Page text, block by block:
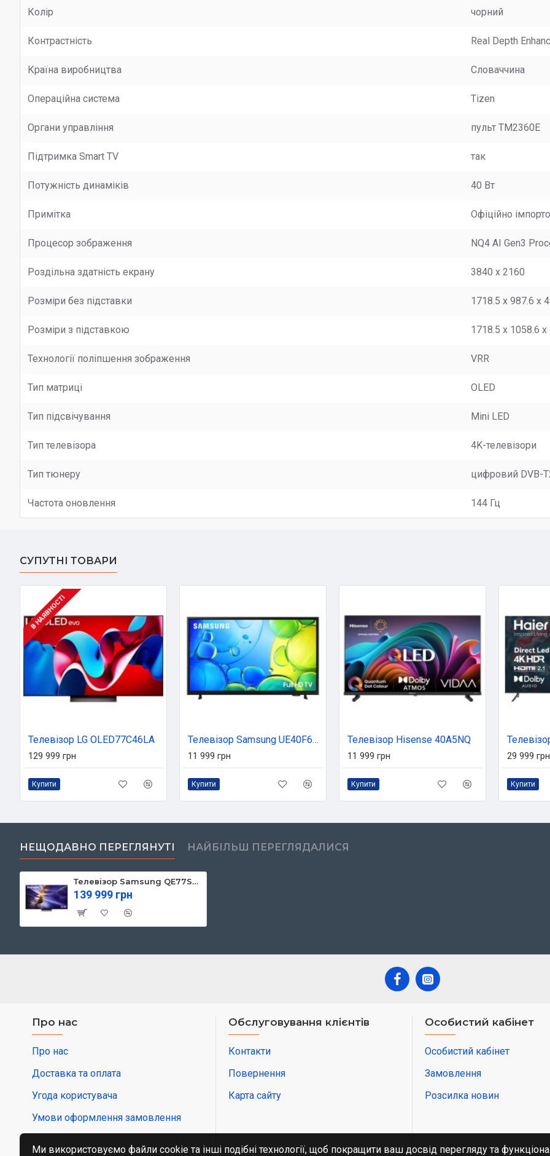
Колір чорний
Контрастність Real Depth
Країна виробництва Словаччина
Операційна система Tizen
Органи управління пульт TM2360E
Підтримка Smart TV так
Потужність динаміків 40 Вт
Примітка Офіційно
Процесор зображення NQ4 AI Gen3
Роздільна здатність екрану 3840 x 2160
Розміри без підставки 1718.5 x 987.6 x
Розміри з підставкою 1718.5 x 1058.6
Технології поліпшення зображення VRR
Тип матриці OLED
Тип підсвічування Mini LED
Тип телевізора 4K-телевізори
Тип тюнеру цифровий DVB-
Частота оновлення 144 Гц
СУПУТНІ ТОВАРИ
В НАЯВНОСТІ
Телевізор LG OLED77C46LA
129 999 грн
Купити
Телевізор Samsung UE40F6000FUXUA
11 999 грн
Купити
Телевізор Hisense 40A5NQ
11 999 грн
Купити
29 999 грн
Купити
НЕЩОДАВНО ПЕРЕГЛЯНУТІ НАЙБІЛЬШ ПЕРЕГЛЯДАЛИСЯ
Телевізор Samsung QE77S90FAEXUA
139 999 грн
Про нас
Про нас
Доставка та оплата
Угода користувача
Умови оформлення замовлення
Обслуговування клієнтів
Контакти
Повернення
Карта сайту
Особистий кабінет
Особистий кабінет
Замовлення
Розсилка новин
Ми використовуємо файли cookie та інші подібні технології, щоб покращити ваш досвід перегляду та